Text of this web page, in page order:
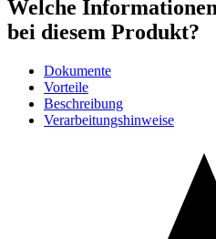
Welche
bei diesem Produkt?
Dokumente
Vorteile
Beschreibung
Verarbeitungshinweise